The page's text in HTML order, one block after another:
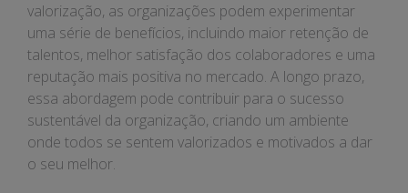
valorização, as organizações podem experimentar
uma série de benefícios, incluindo maior retenção de
talentos, melhor satisfação dos colaboradores e uma
reputação mais positiva no mercado. A longo prazo,
essa abordagem pode contribuir para o sucesso
sustentável da organização, criando um ambiente
onde todos se sentem valorizados e motivados a dar
o seu melhor.